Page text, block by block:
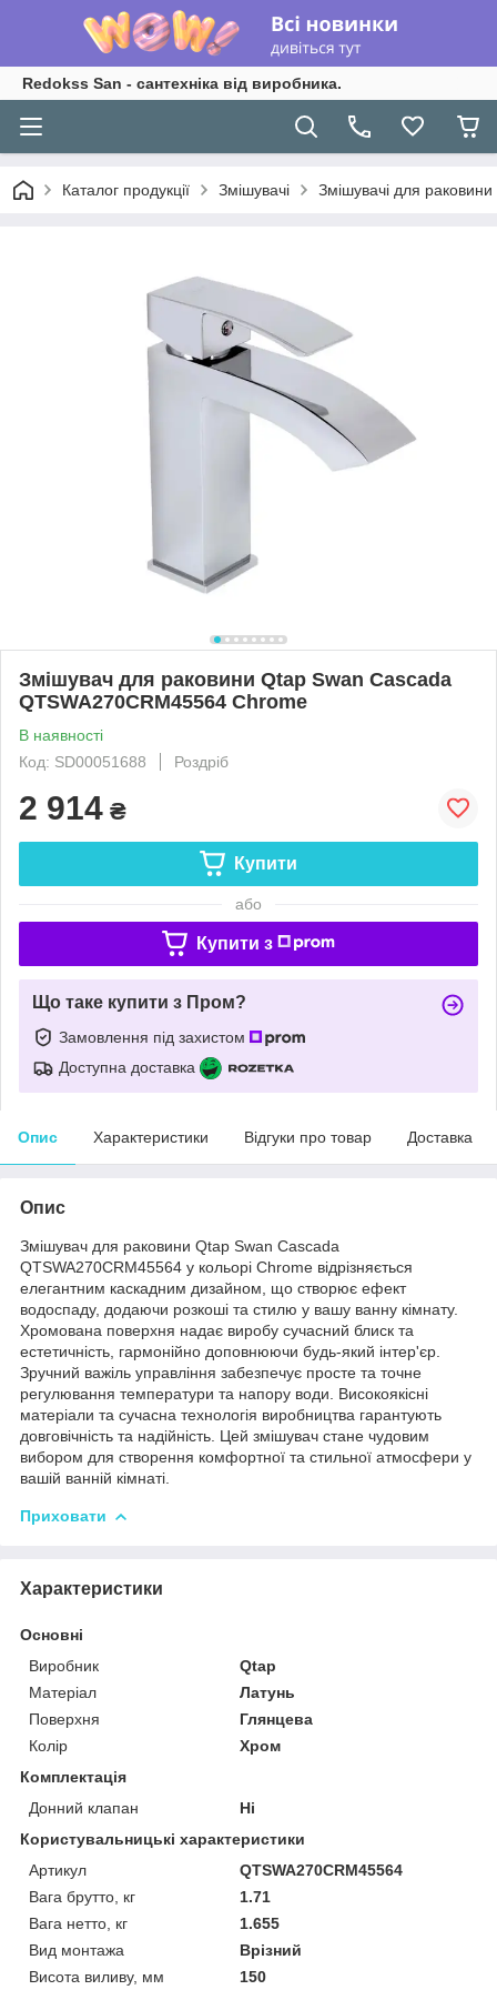
Redokss San - сантехніка від виробника.
Каталог продукції Змішувачі Змішувачі для раковини
Змішувач для раковини Qtap Swan Cascada
QTSWA270CRM45564 Chrome
В наявності
Код: SD00051688
Роздріб
2 914 ₴
Купити
або
Купити з
Що таке купити з Пром?
Замовлення під захистом
Доступна доставка
Опис Характеристики Відгуки про товар Доставка
Опис
Змішувач для раковини Qtap Swan Cascada
QTSWA270CRM45564 у кольорі Chrome відрізняється
елегантним каскадним дизайном, що створює ефект
водоспаду, додаючи розкоші та стилю у вашу ванну кімнату.
Хромована поверхня надає виробу сучасний блиск та
естетичність, гармонійно доповнюючи будь-який інтер'єр.
Зручний важіль управління забезпечує просте та точне
регулювання температури та напору води. Високоякісні
матеріали та сучасна технологія виробництва гарантують
довговічність та надійність. Цей змішувач стане чудовим
вибором для створення комфортної та стильної атмосфери у
вашій ванній кімнаті.
Приховати
Характеристики
Основні
Виробник
Qtap
Матеріал
Латунь
Поверхня
Глянцева
Колір
Хром
Комплектація
Донний клапан
Ні
Користувальницькі характеристики
Артикул
QTSWA270CRM45564
Вага брутто, кг
1.71
Вага нетто, кг
1.655
Вид монтажа
Врізний
Висота виливу, мм
150